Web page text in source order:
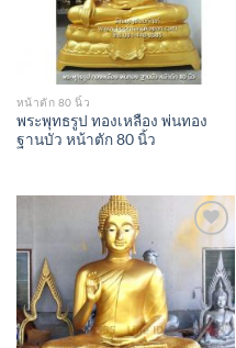
หน้าตัก 80 นิ้ว
พระพุทธรูป ทองเหลือง พ่นทอง
ฐานบัว หน้าตัก 80 นิ้ว
Add to
Wishlist